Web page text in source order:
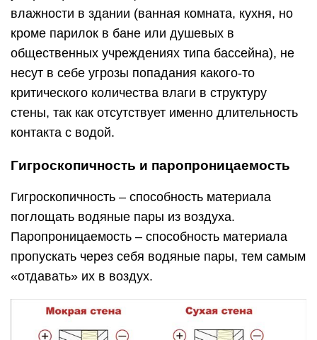
влажности в здании (ванная комната, кухня, но
кроме парилок в бане или душевых в
общественных учреждениях типа бассейна), не
несут в себе угрозы попадания какого-то
критического количества влаги в структуру
стены, так как отсутствует именно длительность
контакта с водой.
Гигроскопичность и паропроницаемость
Гигроскопичность – способность материала
поглощать водяные пары из воздуха.
Паропроницаемость – способность материала
пропускать через себя водяные пары, тем самым
«отдавать» их в воздух.